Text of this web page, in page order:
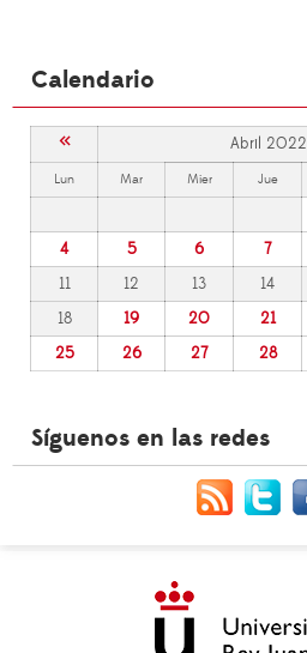
Calendario
« Abril 2022
Lun Mar Mier Jue
4
5 6 7
11
12 13 14
18
19 20 21
25
26 27 28
Síguenos en las redes